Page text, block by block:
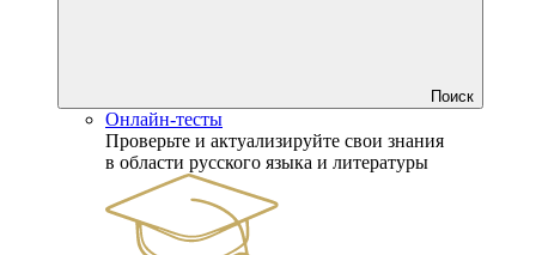
Поиск
Онлайн-тесты
Проверьте и актуализируйте свои знания
в области русского языка и литературы